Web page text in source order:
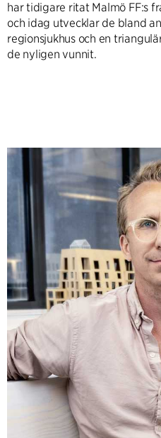
har tidigare ritat Malmö FF:s
och idag utvecklar de bland
regionsjukhus och en
de nyligen vunnit.